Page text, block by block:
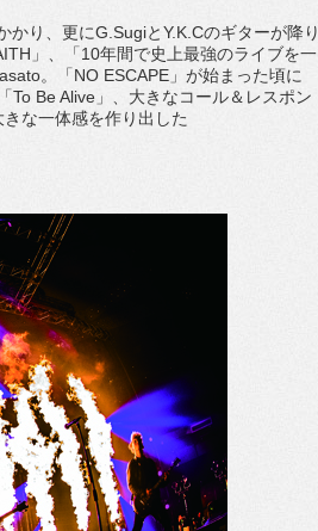
り、更にG.SugiとY.K.Cのギターが降り
」、「10年間で史上最強のライブを一
。「NO ESCAPE」が始まった頃に
To Be Alive」、大きなコール＆レスポン
な一体感を作り出した